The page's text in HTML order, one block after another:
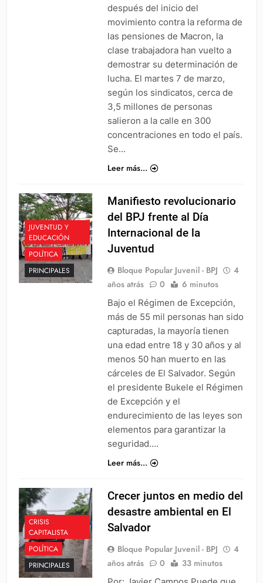
después del inicio del
movimiento contra la reforma de
las pensiones de Macron, la
clase trabajadora han vuelto a
demostrar su determinación de
lucha. El martes 7 de marzo,
según los sindicatos, cerca de
3,5 millones de personas
salieron a la calle en 300
concentraciones en todo el país.
Se…
Leer más...
JUVENTUD Y
EDUCACIÓN
POLÍTICA
PRINCIPALES
Manifiesto revolucionario
del BPJ frente al Día
Internacional de la
Juventud
Bloque Popular Juvenil - BPJ
4
años atrás
0 6 minutos
Bajo el Régimen de Excepción,
más de 55 mil personas han sido
capturadas, la mayoría tienen
una edad entre 18 y 30 años y al
menos 50 han muerto en las
cárceles de El Salvador. Según
el presidente Bukele el Régimen
de Excepción y el
endurecimiento de las leyes son
elementos para garantizar la
seguridad….
Leer más...
CRISIS
CAPITALISTA
POLÍTICA
PRINCIPALES
Crecer juntos en medio del
desastre ambiental en El
Salvador
Bloque Popular Juvenil - BPJ
4
años atrás
0 33 minutos